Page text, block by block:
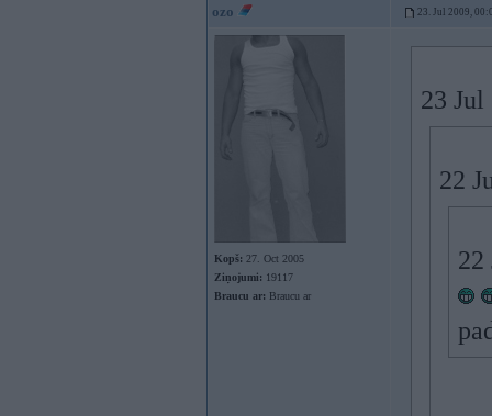
ozo 23. Jul 2009,
Kopš: 27. Oct 2005
Ziņojumi: 19117
Braucu ar: Braucu ar
23
22
22